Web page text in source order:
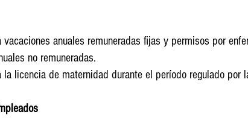
anuales remuneradas fijas y permisos por
no remuneradas.
licencia de maternidad durante el período regulado por